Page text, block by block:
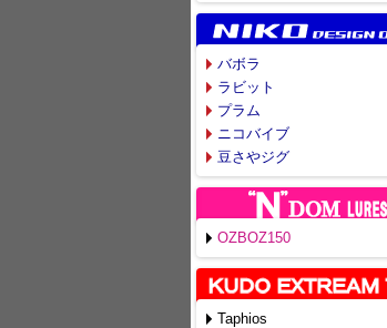
バボラ
ラビット
プラム
ニコバイブ
豆さやジグ
OZBOZ150
Taphios